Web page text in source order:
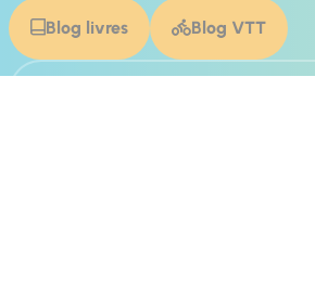
Blog livres Blog VTT